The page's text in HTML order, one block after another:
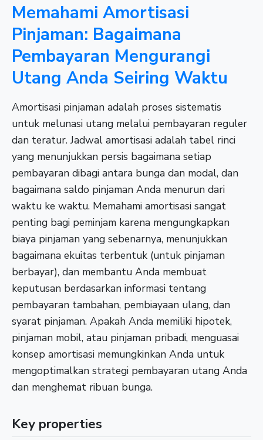
Memahami Amortisasi
Pinjaman: Bagaimana
Pembayaran Mengurangi
Utang Anda Seiring Waktu
Amortisasi pinjaman adalah proses sistematis
untuk melunasi utang melalui pembayaran reguler
dan teratur. Jadwal amortisasi adalah tabel rinci
yang menunjukkan persis bagaimana setiap
pembayaran dibagi antara bunga dan modal, dan
bagaimana saldo pinjaman Anda menurun dari
waktu ke waktu. Memahami amortisasi sangat
penting bagi peminjam karena mengungkapkan
biaya pinjaman yang sebenarnya, menunjukkan
bagaimana ekuitas terbentuk (untuk pinjaman
berbayar), dan membantu Anda membuat
keputusan berdasarkan informasi tentang
pembayaran tambahan, pembiayaan ulang, dan
syarat pinjaman. Apakah Anda memiliki hipotek,
pinjaman mobil, atau pinjaman pribadi, menguasai
konsep amortisasi memungkinkan Anda untuk
mengoptimalkan strategi pembayaran utang Anda
dan menghemat ribuan bunga.
Key properties